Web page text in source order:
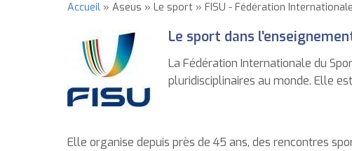
Fil
d'Ariane
Accueil Aseus Le sport FISU - Fédération
Le sport dans
La Fédération Internationale du
pluridisciplinaires au monde. Elle
Elle organise depuis près de 45 ans, des rencontres